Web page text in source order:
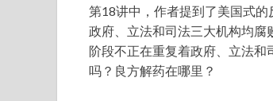
第18讲中，作者提到了美国式
政府、立法和司法三大机构均
阶段不正在重复着政府、立法
吗？良方解药在哪里？